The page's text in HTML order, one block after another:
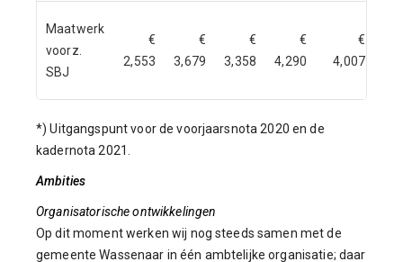
Maatwerk
voorz.
SBJ
€
2,553
€
3,679
€
3,358
€
4,290
€
4,007
*) Uitgangspunt voor de voorjaarsnota 2020 en de
kadernota 2021.
Ambities
Organisatorische ontwikkelingen
Op dit moment werken wij nog steeds samen met de
gemeente Wassenaar in één ambtelijke organisatie; daar